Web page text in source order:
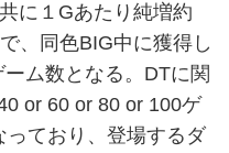
に１Gあたり純増約
、同色BIG中に獲得し
ム数となる。DTに関
or 60 or 80 or 100ゲ
ており、登場するダ